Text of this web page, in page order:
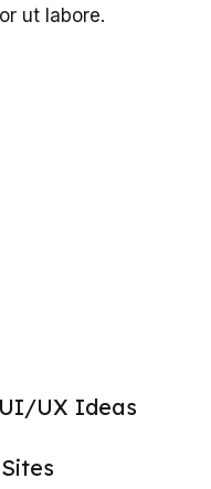
ut labore.
UX Ideas